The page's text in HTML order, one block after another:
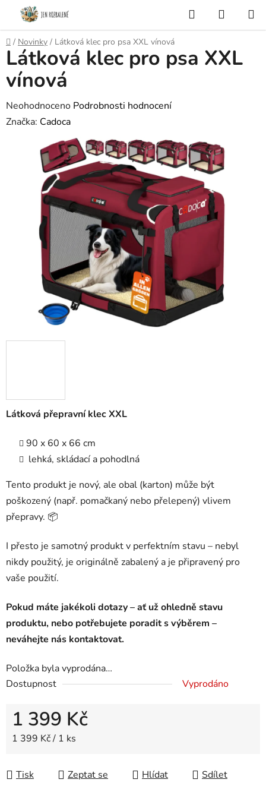
Přejít
obsah
Hledat
KOŠÍK
Domů
/ Novinky / Látková klec pro psa XXL vínová
Látková přepravní klec XXL
90 x 60 x 66 cm
lehká, skládací a pohodlná
Tento produkt je nový, ale obal (karton) může být
poškozený (např. pomačkaný nebo přelepený) vlivem
přepravy. 📦
I přesto je samotný produkt v perfektním stavu – nebyl
nikdy použitý, je originálně zabalený a je připravený pro
vaše použití.
Pokud máte jakékoli dotazy – ať už ohledně stavu
produktu, nebo potřebujete poradit s výběrem –
neváhejte nás kontaktovat.
Položka byla vyprodána…
Dostupnost
Vyprodáno
1 399 Kč
Měrná cena:
1 399 Kč / 1 ks
Tisk Zeptat se Hlídat Sdílet
Látková klec pro psa XXL
vínová
Průměrné
hodnocení
hvězdiček.
Neohodnoceno Podrobnosti hodnocení
Značka: Cadoca